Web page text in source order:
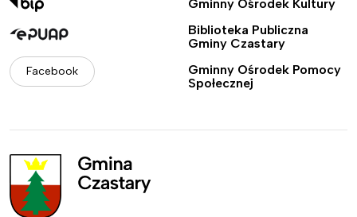
Facebook
Gminny Ośrodek Kultury
Biblioteka Publiczna
Gminy Czastary
Gminny Ośrodek Pomocy
Społecznej